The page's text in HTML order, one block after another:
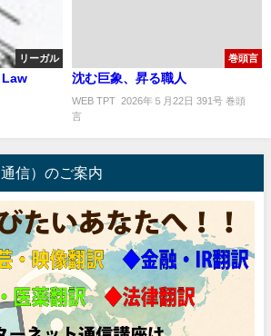
リーガル 巻頭言
沈む巨象、昇る職人
WEB TPT 2026年５月22日 391号 巻頭
信）のご案内